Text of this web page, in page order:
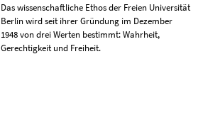
Das wissenschaftliche Ethos der Freien Universität
Berlin wird seit ihrer Gründung im Dezember
1948 von drei Werten bestimmt: Wahrheit,
Gerechtigkeit und Freiheit.